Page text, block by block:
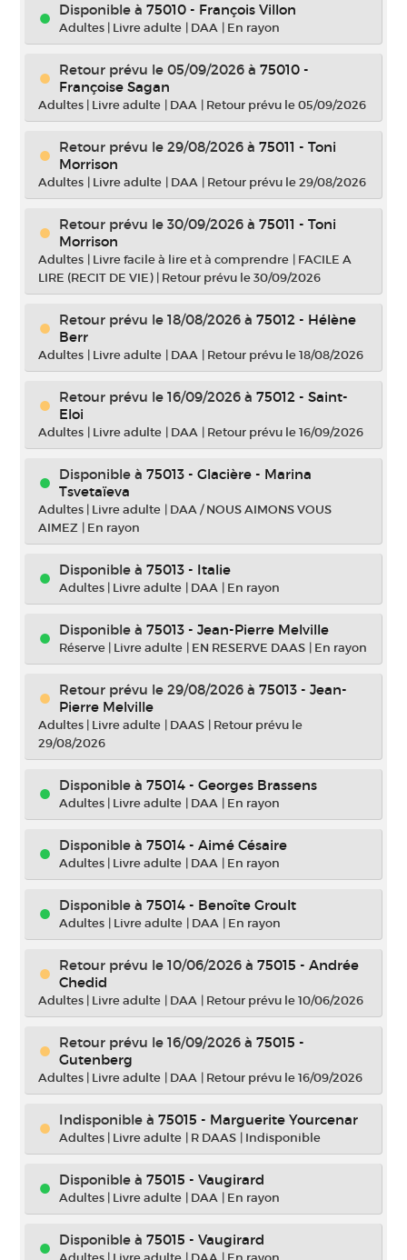
Disponible à 75010 - François Villon
Adultes | Livre adulte | DAA | En rayon
Retour prévu le 05/09/2026 à 75010 -
Françoise Sagan
Adultes | Livre adulte | DAA | Retour prévu le 05/09/2026
Retour prévu le 29/08/2026 à 75011 - Toni
Morrison
Adultes | Livre adulte | DAA | Retour prévu le 29/08/2026
Retour prévu le 30/09/2026 à 75011 - Toni
Morrison
Adultes | Livre facile à lire et à comprendre | FACILE A
LIRE (RECIT DE VIE) | Retour prévu le 30/09/2026
Retour prévu le 18/08/2026 à 75012 - Hélène
Berr
Adultes | Livre adulte | DAA | Retour prévu le 18/08/2026
Retour prévu le 16/09/2026 à 75012 - Saint-
Eloi
Adultes | Livre adulte | DAA | Retour prévu le 16/09/2026
Disponible à 75013 - Glacière - Marina
Tsvetaïeva
Adultes | Livre adulte | DAA / NOUS AIMONS VOUS
AIMEZ | En rayon
Disponible à 75013 - Italie
Adultes | Livre adulte | DAA | En rayon
Disponible à 75013 - Jean-Pierre Melville
Réserve | Livre adulte | EN RESERVE DAAS | En rayon
Retour prévu le 29/08/2026 à 75013 - Jean-
Pierre Melville
Adultes | Livre adulte | DAAS | Retour prévu le
29/08/2026
Disponible à 75014 - Georges Brassens
Adultes | Livre adulte | DAA | En rayon
Disponible à 75014 - Aimé Césaire
Adultes | Livre adulte | DAA | En rayon
Disponible à 75014 - Benoîte Groult
Adultes | Livre adulte | DAA | En rayon
Retour prévu le 10/06/2026 à 75015 - Andrée
Chedid
Adultes | Livre adulte | DAA | Retour prévu le 10/06/2026
Retour prévu le 16/09/2026 à 75015 -
Gutenberg
Adultes | Livre adulte | DAA | Retour prévu le 16/09/2026
Indisponible à 75015 - Marguerite Yourcenar
Adultes | Livre adulte | R DAAS | Indisponible
Disponible à 75015 - Vaugirard
Adultes | Livre adulte | DAA | En rayon
Disponible à 75015 - Vaugirard